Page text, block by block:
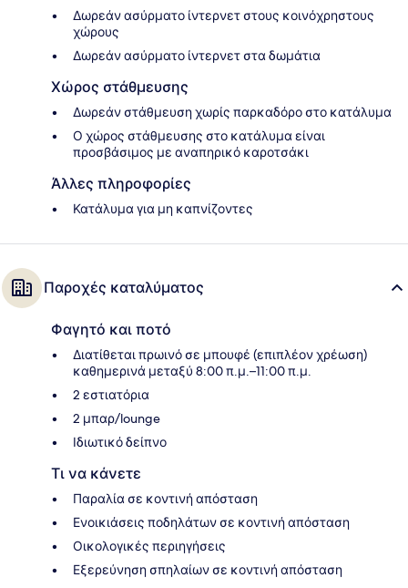
Δωρεάν ασύρματο ίντερνετ στους κοινόχρηστους
χώρους
Δωρεάν ασύρματο ίντερνετ στα δωμάτια
Χώρος στάθμευσης
Δωρεάν στάθμευση χωρίς παρκαδόρο στο κατάλυμα
Ο χώρος στάθμευσης στο κατάλυμα είναι
προσβάσιμος με αναπηρικό καροτσάκι
Άλλες πληροφορίες
Κατάλυμα για μη καπνίζοντες
Παροχές καταλύματος
Φαγητό και ποτό
Διατίθεται πρωινό σε μπουφέ (επιπλέον χρέωση)
καθημερινά μεταξύ 8:00 π.μ.–11:00 π.μ.
2 εστιατόρια
2 μπαρ/lounge
Ιδιωτικό δείπνο
Τι να κάνετε
Παραλία σε κοντινή απόσταση
Ενοικιάσεις ποδηλάτων σε κοντινή απόσταση
Οικολογικές περιηγήσεις
Εξερεύνηση σπηλαίων σε κοντινή απόσταση